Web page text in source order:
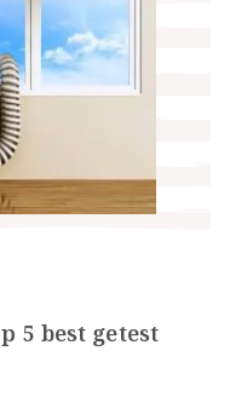
5 best getest